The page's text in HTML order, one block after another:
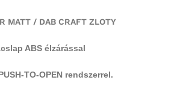
MATT / DAB CRAFT ZLOTY
ABS élzárással
TO-OPEN rendszerrel.